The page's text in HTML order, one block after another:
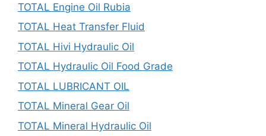
TOTAL Engine Oil Rubia
TOTAL Heat Transfer Fluid
TOTAL Hivi Hydraulic Oil
TOTAL Hydraulic Oil Food Grade
TOTAL LUBRICANT OIL
TOTAL Mineral Gear Oil
TOTAL Mineral Hydraulic Oil